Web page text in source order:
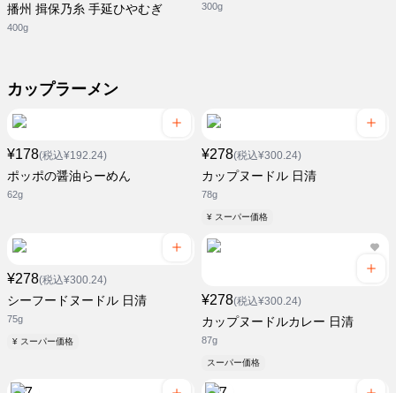
播州 揖保乃糸 手延ひやむぎ
400g
300g
カップラーメン
¥178(税込¥192.24)
ポッポの醤油らーめん
62g
¥278(税込¥300.24)
カップヌードル 日清
78g
¥ スーパー価格
¥278(税込¥300.24)
シーフードヌードル 日清
75g
¥ スーパー価格
¥278(税込¥300.24)
カップヌードルカレー 日清
87g
スーパー価格